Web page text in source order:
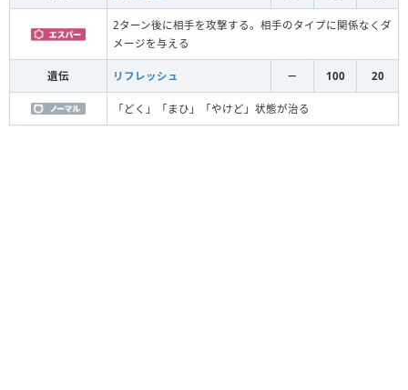
2ターン後に相手を攻撃する。相手のタイプに関係なくダ
メージを与える
遺伝 リフレッシュ － 100 20
「どく」「まひ」「やけど」状態が治る